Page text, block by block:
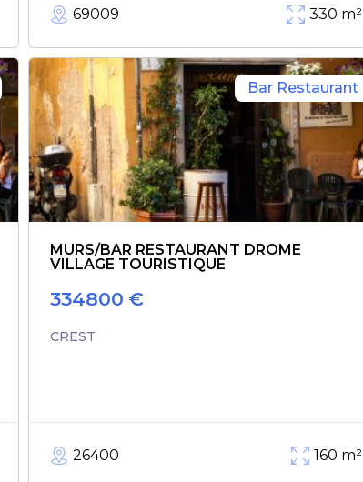
69009 330 m²
Bar Restaurant
MURS/BAR RESTAURANT DROME
VILLAGE TOURISTIQUE
334800 €
CREST
26400 160 m²